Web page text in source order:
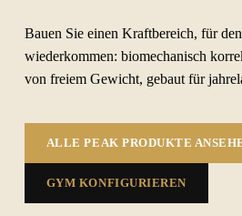
Bauen Sie einen Kraftbereich, für
wiederkommen: biomechanisch
von freiem Gewicht, gebaut für
ALLE PEAK PRODUKTE
GYM KONFIGURIEREN